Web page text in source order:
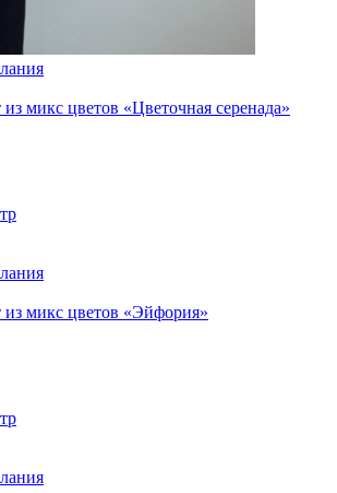
микс цветов «Цветочная серенада»
из микс цветов «Эйфория»